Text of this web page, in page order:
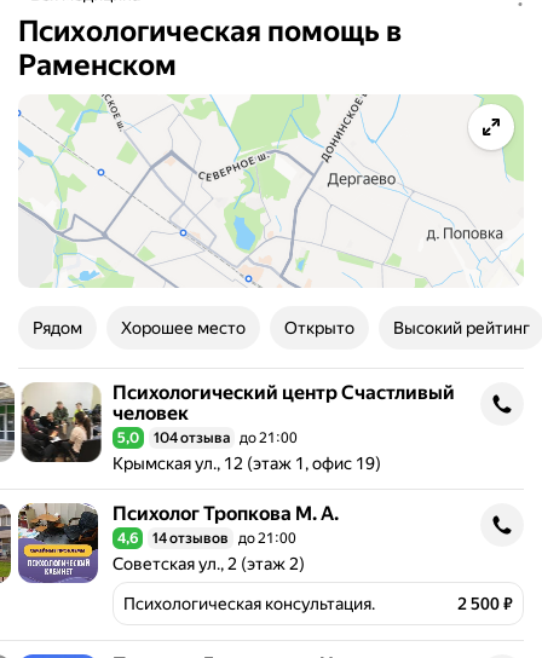
Психологическая помощь в
Раменском
Рядом Хорошее место Открыто Высокий рейтинг
Психологический центр Счастливый человек
Психологический центр Счастливый
человек
Рейтинг 5,0 из 5
5,0 104 отзыва до 21:00
Адрес: Крымская ул., 12 (этаж 1, офис 19) .
Крымская ул., 12 (этаж 1, офис 19)
Психолог Тропкова М. А.Психолог Тропкова М. А.
Рейтинг 4,6 из 5
4,6 14 отзывов до 21:00
Адрес: Советская ул., 2 (этаж 2) .
Советская ул., 2 (этаж 2)
Психологическая консультация. 2 500 ₽